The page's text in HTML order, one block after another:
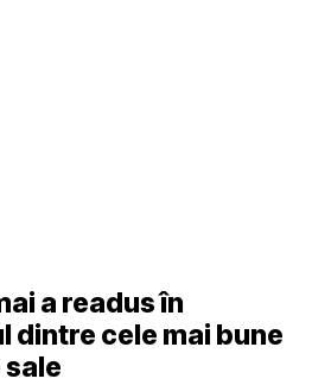
a readus în
dintre cele mai bune